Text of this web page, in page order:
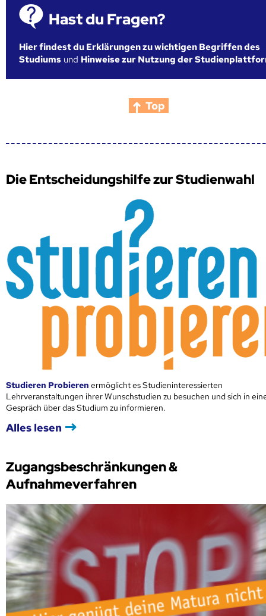
Hast du Fragen?
Hier findest du Erklärungen zu wichtigen Begriffen des
Studiums und Hinweise zur Nutzung der
Top
Die Entscheidungshilfe zur Studienwahl
Studieren Probieren ermöglicht es Studieninteressierten
Lehrveranstaltungen ihrer Wunschstudien zu besuchen und sich in
Gespräch über das Studium zu informieren.
Alles lesen
Zugangsbeschränkungen &
Aufnahmeverfahren